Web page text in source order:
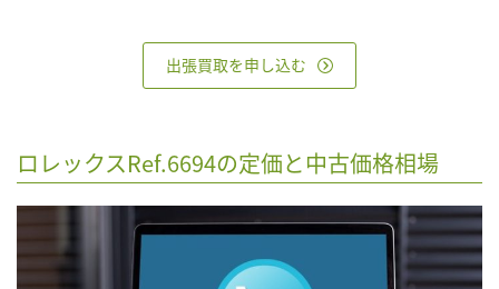
出張買取を申し込む
ロレックスRef.6694の定価と中古価格相場